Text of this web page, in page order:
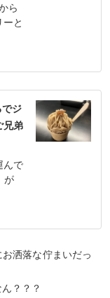
ら
と
でジ
兄弟
んで
が
洒落な佇まいだっ
？？？